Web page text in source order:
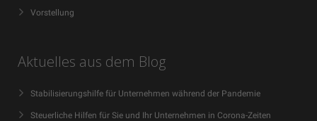
Vorstellung
Aktuelles aus dem Blog
Stabilisierungshilfe für Unternehmen während der Pandemie
Steuerliche Hilfen für Sie und Ihr Unternehmen in Corona-Zeiten